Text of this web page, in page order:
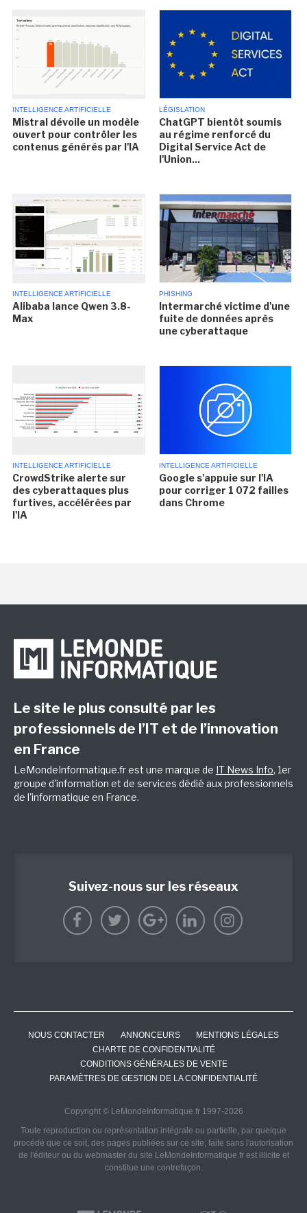
INTELLIGENCE ARTIFICIELLE
Mistral dévoile un modèle
ouvert pour contrôler les
contenus générés par l'IA
LÉGISLATION
ChatGPT bientôt soumis
au régime renforcé du
Digital Service Act de
l'Union...
INTELLIGENCE ARTIFICIELLE
Alibaba lance Qwen 3.8-
Max
PHISHING
Intermarché victime d'une
fuite de données après
une cyberattaque
INTELLIGENCE ARTIFICIELLE
CrowdStrike alerte sur
des cyberattaques plus
furtives, accélérées par
l'IA
INTELLIGENCE ARTIFICIELLE
Google s'appuie sur l'IA
pour corriger 1 072 failles
dans Chrome
Le site le plus consulté par les
professionnels de l’IT et de l’innovation
en France
LeMondeInformatique.fr est une marque de IT News Info, 1er
groupe d'information et de services dédié aux professionnels
de l'informatique en France.
Suivez-nous sur les réseaux
NOUS CONTACTER ANNONCEURS
MENTIONS LÉGALES
CHARTE DE CONFIDENTIALITÉ
CONDITIONS GÉNÉRALES DE VENTE
PARAMÈTRES DE GESTION DE LA CONFIDENTIALITÉ
Copyright © LeMondeInformatique.fr 1997-2026
Toute reproduction ou représentation intégrale ou partielle, par quelque
procédé que ce soit, des pages publiées sur ce site, faite sans l'autorisation
de l'éditeur ou du webmaster du site LeMondeInformatique.fr est illicite et
constitue une contrefaçon.